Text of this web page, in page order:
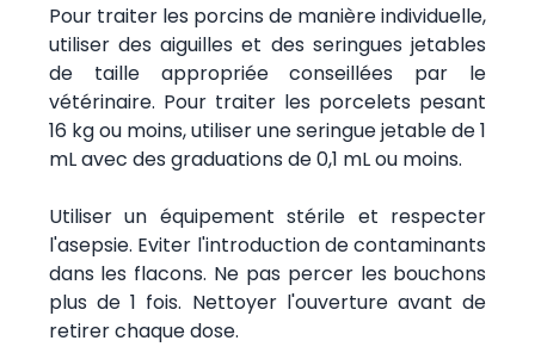
Pour traiter les porcins de manière individuelle,
utiliser des aiguilles et des seringues jetables
de taille appropriée conseillées par le
vétérinaire. Pour traiter les porcelets pesant
16 kg ou moins, utiliser une seringue jetable de 1
mL avec des graduations de 0,1 mL ou moins.
Utiliser un équipement stérile et respecter
l'asepsie. Eviter l'introduction de contaminants
dans les flacons. Ne pas percer les bouchons
plus de 1 fois. Nettoyer l'ouverture avant de
retirer chaque dose.